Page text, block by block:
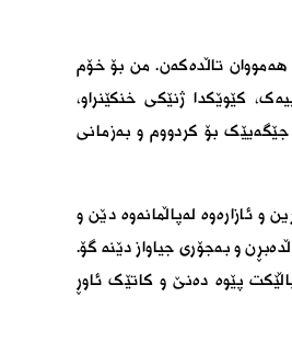
هەمووان تاڵدەکەن. من بۆ خۆم
کێوێکدا ژنێکی خنکێنراو،
جێگەیێک بۆ کردووم و بەزمانی
ئازارەوە لەپاڵمانەوە دێن و
و بەجۆری جیاواز دێنە گۆ.
پێوە دەنێ و کاتێک ئاوڕ